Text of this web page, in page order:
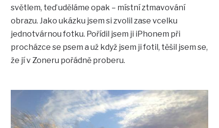
světlem, teď uděláme opak – místní ztmavování
obrazu. Jako ukázku jsem si zvolil zase vcelku
jednotvárnou fotku. Pořídil jsem ji iPhonem při
procházce se psem a už když jsem ji fotil, těšil jsem se,
že jí v Zoneru pořádně proberu.